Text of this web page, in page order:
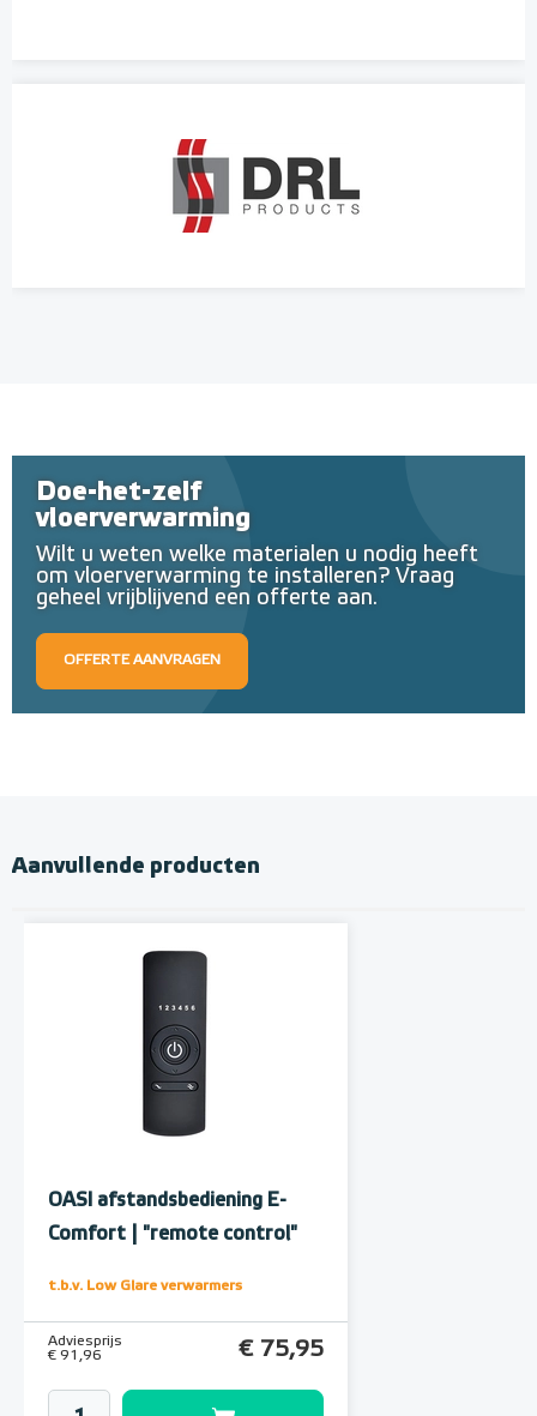
Doe-het-zelf
vloerverwarming
Wilt u weten welke materialen u nodig heeft
om vloerverwarming te installeren? Vraag
geheel vrijblijvend een offerte aan.
OFFERTE AANVRAGEN
Aanvullende producten
OASI afstandsbediening E-
Comfort | "remote control"
t.b.v. Low Glare verwarmers
Adviesprijs
€ 91,96
€ 75,95